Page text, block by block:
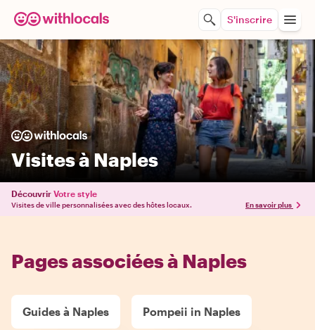
S'inscrire
Visites à Naples
Découvrir Votre style
Visites de ville personnalisées avec des hôtes locaux. En savoir plus
Pages associées à Naples
Guides à Naples Pompeii in Naples